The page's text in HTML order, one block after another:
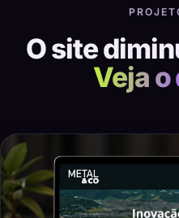
O site
Veja